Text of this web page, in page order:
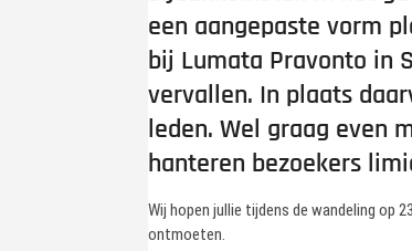
een aangepaste vorm
bij Lumata Pravonto in
vervallen. In plaats
leden. Wel graag even
hanteren bezoekers
Wij hopen jullie tijdens de wandeling op
ontmoeten.